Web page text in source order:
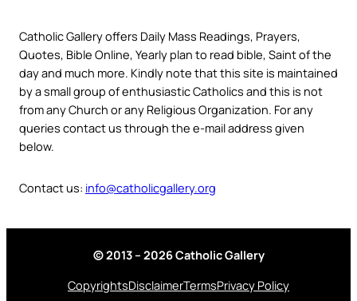
Catholic Gallery offers Daily Mass Readings, Prayers,
Quotes, Bible Online, Yearly plan to read bible, Saint of the
day and much more. Kindly note that this site is maintained
by a small group of enthusiastic Catholics and this is not
from any Church or any Religious Organization. For any
queries contact us through the e-mail address given
below.
Contact us: info@catholicgallery.org
© 2013 – 2026 Catholic Gallery
CopyrightsDisclaimerTermsPrivacy Policy